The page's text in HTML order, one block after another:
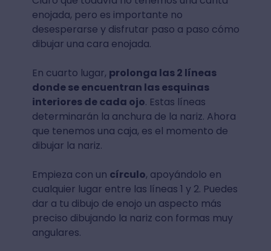
enojada, pero es importante no
desesperarse y disfrutar paso a paso cómo
dibujar una cara enojada.
En cuarto lugar, prolonga las 2 líneas
donde se encuentran las esquinas
interiores de cada ojo. Estas líneas
determinarán la anchura de la nariz. Ahora
que tenemos una caja, es el momento de
dibujar la nariz.
Empieza con un círculo, apoyándolo en
cualquier lugar entre las líneas 1 y 2. Puedes
dar a tu dibujo de enojo un aspecto más
preciso dibujando la nariz con formas muy
angulares.